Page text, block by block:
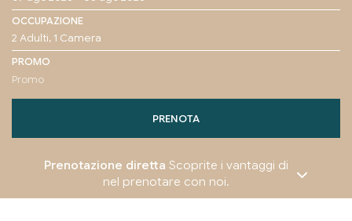
OCCUPAZIONE
PROMO
PRENOTA
Prenotazione diretta Scoprite i vantaggi di
nel prenotare con noi.